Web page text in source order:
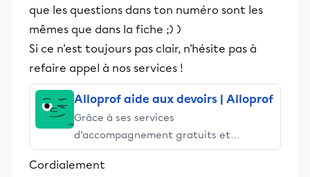
que les questions dans ton numéro sont les
mêmes que dans la fiche ;) )
Si ce n'est toujours pas clair, n'hésite pas à
refaire appel à nos services !
Alloprof aide aux devoirs | Alloprof
Grâce à ses services
d’accompagnement gratuits et
stimulants, Alloprof engage les élèves
et leurs parents dans la réussite
Cordialement